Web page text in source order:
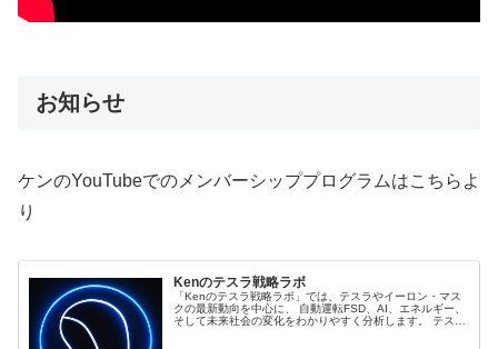
お知らせ
ケンのYouTubeでのメンバーシッププログラムはこちらよ
り
Kenのテスラ戦略ラボ
「Kenのテスラ戦略ラボ」では、テスラやイーロン・マス
クの最新動向を中心に、 自動運転FSD、AI、エネルギー、
そして未来社会の変化をわかりやすく分析します。 テスラ